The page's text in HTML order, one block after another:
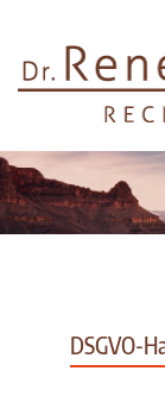
content
DSGVO-